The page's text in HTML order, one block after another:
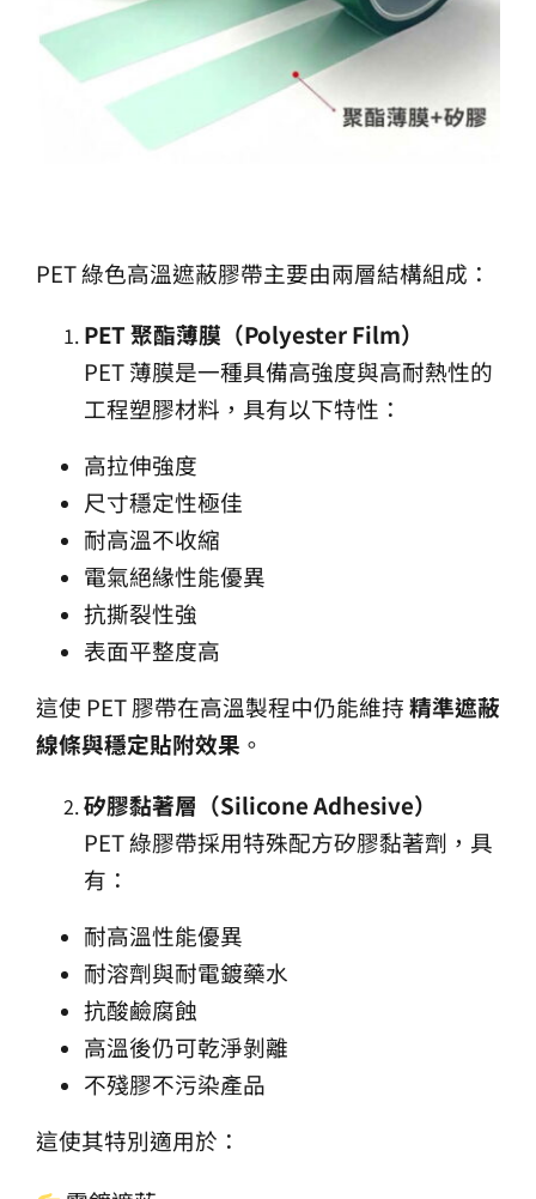
PET 綠色高溫遮蔽膠帶主要由兩層結構組成：
PET聚酯薄膜（Polyester Film）
PET 薄膜是一種具備高強度與高耐熱性的
工程塑膠材料，具有以下特性：
高拉伸強度
尺寸穩定性極佳
耐高溫不收縮
電氣絕緣性能優異
抗撕裂性強
表面平整度高
這使 PET 膠帶在高溫製程中仍能維持精準遮蔽
線條與穩定貼附效果 。
矽膠黏著層（Silicone Adhesive）
PET 綠膠帶採用特殊配方矽膠黏著劑，具
有：
耐高溫性能優異
耐溶劑與耐電鍍藥水
抗酸鹼腐蝕
高溫後仍可乾淨剝離
不殘膠不污染產品
這使其特別適用於：